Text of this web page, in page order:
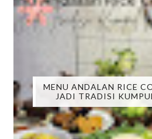
MENU ANDALAN RICE
JADI TRADISI